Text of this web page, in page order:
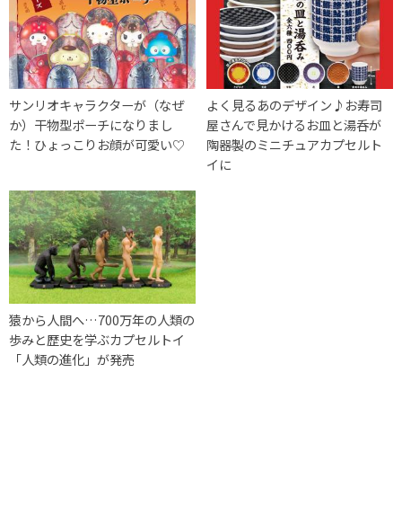
サンリオキャラクターが（なぜ
か）干物型ポーチになりまし
た！ひょっこりお顔が可愛い♡
よく見るあのデザイン♪お寿司
屋さんで見かけるお皿と湯呑が
陶器製のミニチュアカプセルト
イに
猿から人間へ…700万年の人類の
歩みと歴史を学ぶカプセルトイ
「人類の進化」が発売